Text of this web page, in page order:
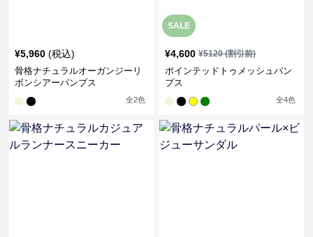
¥5,960 (税込)
骨格ナチュラルオーガンジーリ
ボンシアーパンプス
全2色
SALE
¥4,600 ¥5120(割引前)
ポインテッドトゥメッシュパン
プス
全4色